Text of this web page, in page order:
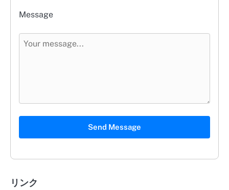
Message
Send Message
リンク